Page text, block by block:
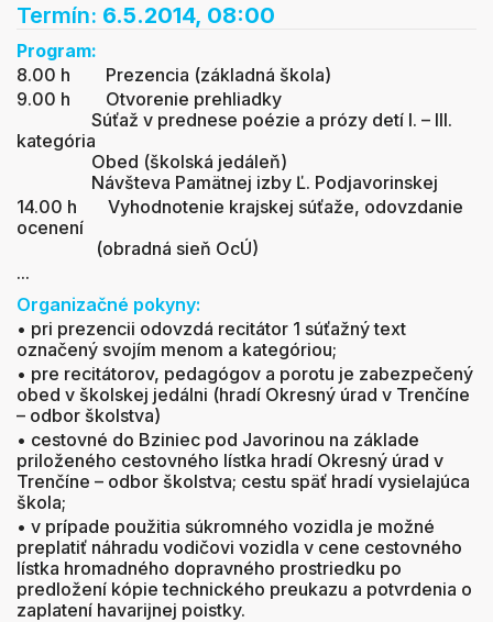
Termín: 6.5.2014, 08:00
Program:
8.00 h Prezencia (základná škola)
9.00 h Otvorenie prehliadky
Súťaž v prednese poézie a prózy detí I. – III.
kategória
Obed (školská jedáleň)
Návšteva Pamätnej izby Ľ. Podjavorinskej
14.00 h Vyhodnotenie krajskej súťaže, odovzdanie
ocenení
(obradná sieň OcÚ)
...
Organizačné pokyny:
• pri prezencii odovzdá recitátor 1 súťažný text
označený svojím menom a kategóriou;
• pre recitátorov, pedagógov a porotu je zabezpečený
obed v školskej jedálni (hradí Okresný úrad v Trenčíne
– odbor školstva)
• cestovné do Bziniec pod Javorinou na základe
priloženého cestovného lístka hradí Okresný úrad v
Trenčíne – odbor školstva; cestu späť hradí vysielajúca
škola;
• v prípade použitia súkromného vozidla je možné
preplatiť náhradu vodičovi vozidla v cene cestovného
lístka hromadného dopravného prostriedku po
predložení kópie technického preukazu a potvrdenia o
zaplatení havarijnej poistky.